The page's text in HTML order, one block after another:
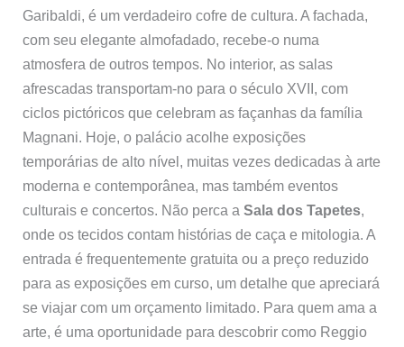
Garibaldi, é um verdadeiro cofre de cultura. A fachada,
com seu elegante almofadado, recebe-o numa
atmosfera de outros tempos. No interior, as salas
afrescadas transportam-no para o século XVII, com
ciclos pictóricos que celebram as façanhas da família
Magnani. Hoje, o palácio acolhe exposições
temporárias de alto nível, muitas vezes dedicadas à arte
moderna e contemporânea, mas também eventos
culturais e concertos. Não perca a Sala dos Tapetes,
onde os tecidos contam histórias de caça e mitologia. A
entrada é frequentemente gratuita ou a preço reduzido
para as exposições em curso, um detalhe que apreciará
se viajar com um orçamento limitado. Para quem ama a
arte, é uma oportunidade para descobrir como Reggio